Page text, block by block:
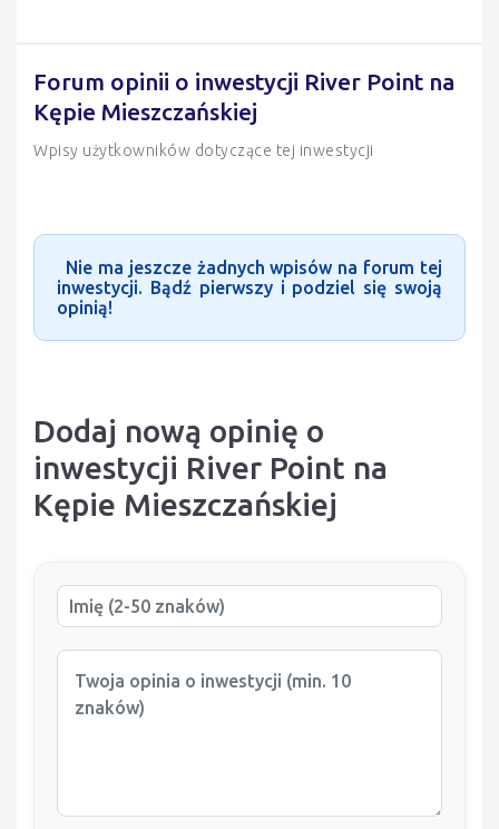
Forum opinii o inwestycji River Point na
Kępie Mieszczańskiej
Wpisy użytkowników dotyczące tej inwestycji
Nie ma jeszcze żadnych wpisów na forum tej
inwestycji. Bądź pierwszy i podziel się swoją
opinią!
Dodaj nową opinię o
inwestycji River Point na
Kępie Mieszczańskiej